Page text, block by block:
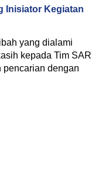
Inisiator Kegiatan
yang dialami
kepada Tim SAR
pencarian dengan